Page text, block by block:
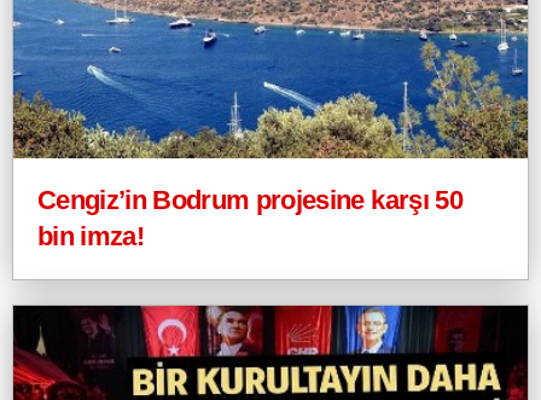
Cengiz’in Bodrum projesine karşı 50
bin imza!